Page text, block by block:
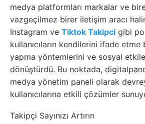
medya platformları markalar ve
vazgeçilmez birer iletişim aracı
Instagram ve Tiktok Takipci gibi
kullanıcıların kendilerini ifade
yapma yöntemlerini ve sosyal
dönüştürdü. Bu noktada,
medya yönetim paneli olarak
kullanıcılarına etkili çözümler
Takipçi Sayınızı Artırın